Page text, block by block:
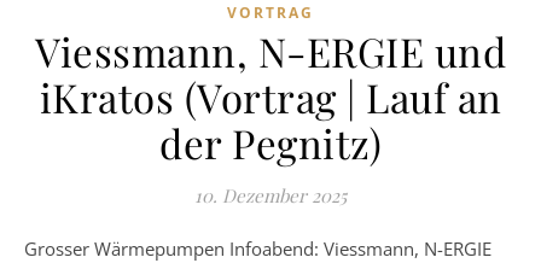
VORTRAG
Viessmann, N-ERGIE und
iKratos (Vortrag | Lauf an
der Pegnitz)
10. Dezember 2025
Grosser Wärmepumpen Infoabend: Viessmann, N-ERGIE